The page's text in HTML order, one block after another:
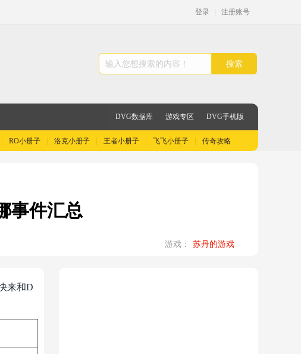
登录 注册账号
搜索
DVG数据库 游戏专区 DVG手机版
RO小册子 洛克小册子 王者小册子 飞飞小册子 传奇攻略
事件汇总
游戏： 苏丹的游戏
来和D